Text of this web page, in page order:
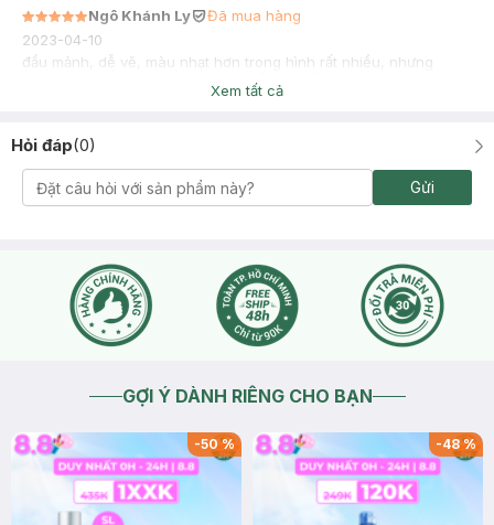
Ngô Khánh Ly
Đã mua hàng
2023-04-10
đầu mảnh, dễ vẽ, màu nhạt hơn trong hình rất nhiều, nhưng
Xem tất cả
Hỏi đáp(0)
Gửi
GỢI Ý DÀNH RIÊNG CHO BẠN
-50% -48%